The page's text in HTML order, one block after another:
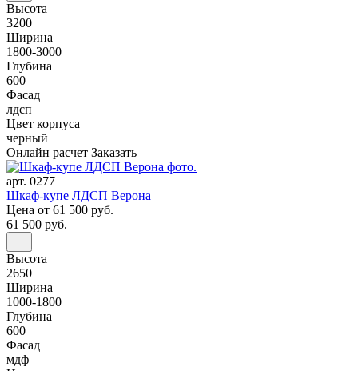
Высота
3200
Ширина
1800-3000
Глубина
600
Фасад
лдсп
Цвет корпуса
черный
Онлайн расчет Заказать
арт. 0277
Шкаф-купе ЛДСП Верона
Цена от 61 500 руб.
61 500 руб.
Высота
2650
Ширина
1000-1800
Глубина
600
Фасад
мдф